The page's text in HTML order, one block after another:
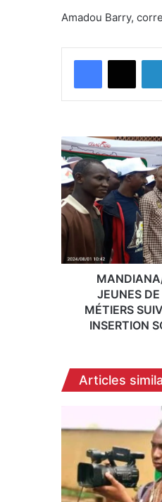
Amadou Barry,
Facebook
X
MANDIANA/
101
JEUNES
DE
DIFFÉRENTS
CORPS
DE
SUIVENT
FORMATION
INSERTION
JEUNES DE
MÉTIERS
INSERTION
Articles